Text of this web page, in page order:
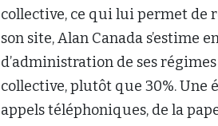
collective, ce qui lui permet de
son site, Alan Canada s’estime
d’administration de ses
collective, plutôt que 30%. Une
appels téléphoniques, de la